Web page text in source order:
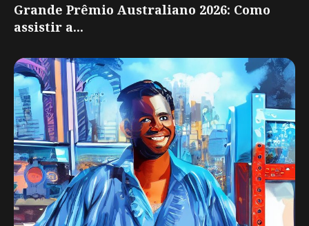
Grande Prêmio Australiano 2026: Como
assistir a...